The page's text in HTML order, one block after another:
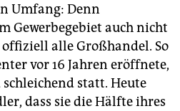
Umfang: Denn
Gewerbegebiet auch nicht
offiziell alle Großhandel. So
vor 16 Jahren eröffnete,
statt. Heute
dass sie die Hälfte ihres